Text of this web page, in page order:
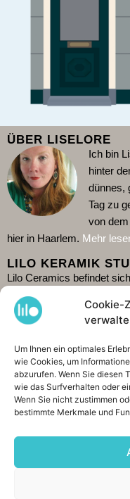
Cookie-
Um Ihnen ein optimales
wie Cookies, um
abzurufen. Wenn Sie diesen
wie das Surfverhalten oder
Wenn Sie nicht zustimmen
bestimmte Merkmale und
ÜBER LISELORE
Ich bin
hinter
dünnes,
Tag zu
von
hier in Haarlem. Mehr
LILO KERAMIK
Lilo Ceramics befindet
De Burgwal. Besuchen
dahinter liegenden Atelier
ist es ratsam, die
überprüfen.Es ist auch
versende weltweit. Auf
KONTAKTIEREN
Spaarnwouderstraat
+31 (0)6 42208643